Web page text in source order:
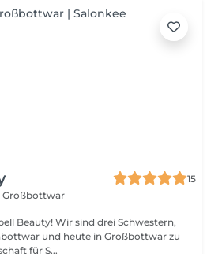
15
Großbottwar
drei Schwestern,
und heute in Großbottwar zu
für S...